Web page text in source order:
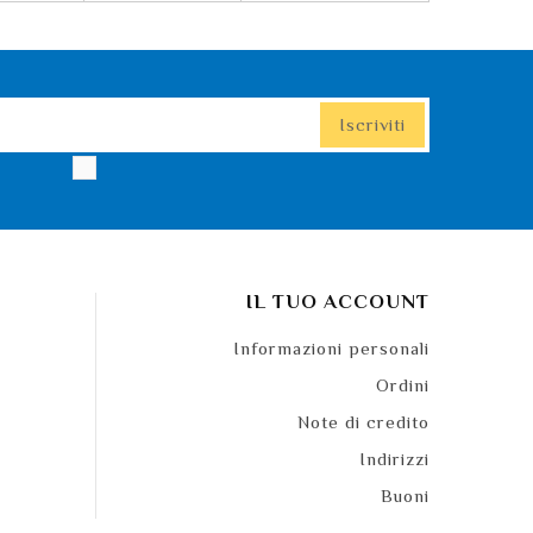
IL TUO ACCOUNT
Informazioni personali
Ordini
Note di credito
Indirizzi
Buoni